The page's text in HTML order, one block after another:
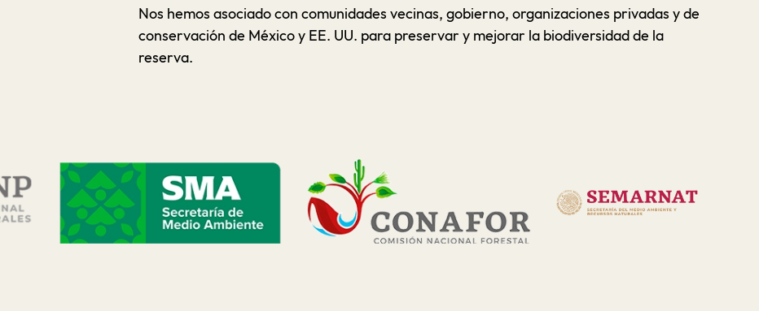
Nos hemos asociado con comunidades vecinas, gobierno, organizaciones privadas y de
conservación de México y EE. UU. para preservar y mejorar la biodiversidad de la
reserva.